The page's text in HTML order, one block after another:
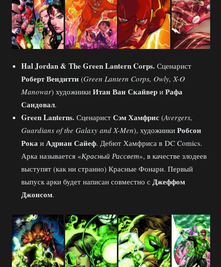
Hal Jordan & The Green Lantern Corps. Сценарист
Роберт Вендитти (Green Lantern Corps, Owly, X-O
Manowar) художники Итан Ван Скайвер и Рафа
Сандовал.
GreenLanterns. Сценарист Сэм Хамфрис (Avergers,
Guardians of the Galaxy and X-Men), художники Робсон
Рока и Адриан Сайеф. Дебют Хамфриса в DC Comics.
Арка называется «Красный Рассвет», в качестве злодеев
выступят (как ни странно) Красные Фонари. Первый
выпуск арки будет написан совместно с Джеффом
Джонсом.